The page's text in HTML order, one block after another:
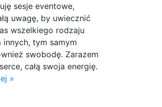
sesje eventowe,
uwagę, by uwiecznić
wszelkiego rodzaju
tym samym
swobodę. Zarazem
całą swoja energię.
»